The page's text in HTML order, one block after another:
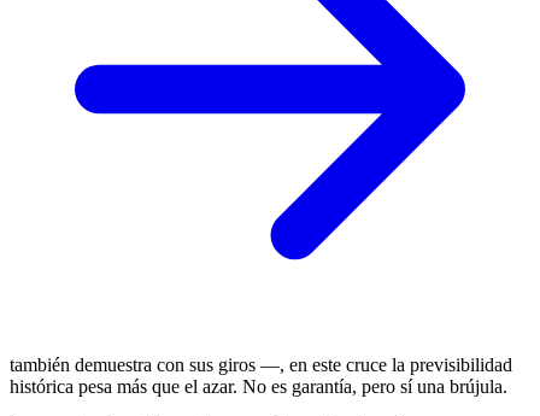
también demuestra con sus giros —, en este cruce la previsibilidad
histórica pesa más que el azar. No es garantía, pero sí una brújula.